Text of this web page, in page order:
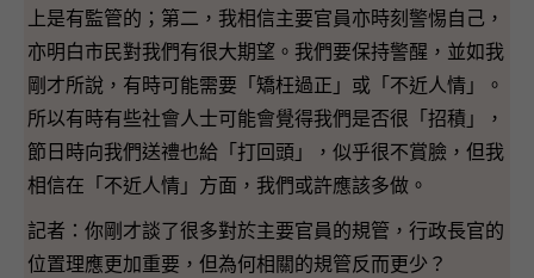
上是有監管的；第二，我相信主要官員亦時刻警惕自己，
亦明白市民對我們有很大期望。我們要保持警醒，並如我
剛才所說，有時可能需要「矯枉過正」或「不近人情」。
所以有時有些社會人士可能會覺得我們是否很「招積」，
節日時向我們送禮也給「打回頭」，似乎很不賞臉，但我
相信在「不近人情」方面，我們或許應該多做。
記者：你剛才談了很多對於主要官員的規管，行政長官的
位置理應更加重要，但為何相關的規管反而更少？